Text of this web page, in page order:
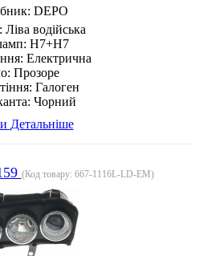
DEPO
Ліва водійська
H7+H7
Електрична
Прозоре
Галоген
Чорний
Детальніше
(Код товару: 667-1116L-LD-EM)